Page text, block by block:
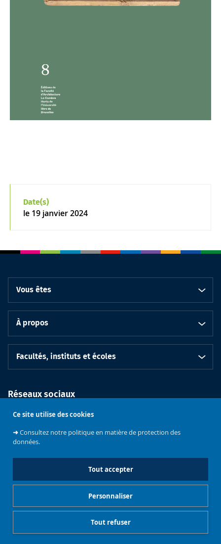
Ce site utilise des cookies
➜Consultez notre politique en matière de protection des
données.
Tout accepter
Tout refuser
Personnaliser
Date(s)
le19 janvier 2024
Vous êtes
À propos
Facultés, instituts et écoles
Réseaux sociaux
l'Université
Bruxelles Contacts Emploi
Mentions légales Gestionnaire de cookies